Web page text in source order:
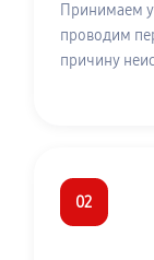
Принимаем
проводим
причину
02